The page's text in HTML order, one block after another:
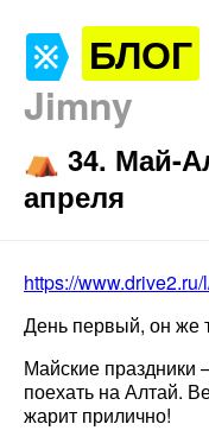
БЛОГ
Jimny
⛺️ 34. Май-
апреля
https://
День первый, он же
Майские
поехать на Алтай.
жарит прилично!